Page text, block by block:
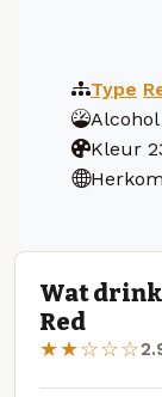
Type
Alcohol
Kleur
Wat
Red
★★☆☆☆